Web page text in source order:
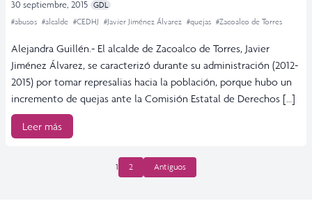
30 septiembre, 2015 GDL
#abusos #alcalde #CEDHJ #Javier Jiménez Álvarez #quejas #Zacoalco de Torres
Alejandra Guillén.- El alcalde de Zacoalco de Torres, Javier
Jiménez Álvarez, se caracterizó durante su administración (2012-
2015) por tomar represalias hacia la población, porque hubo un
incremento de quejas ante la Comisión Estatal de Derechos […]
Leer más
1 2 Antiguos